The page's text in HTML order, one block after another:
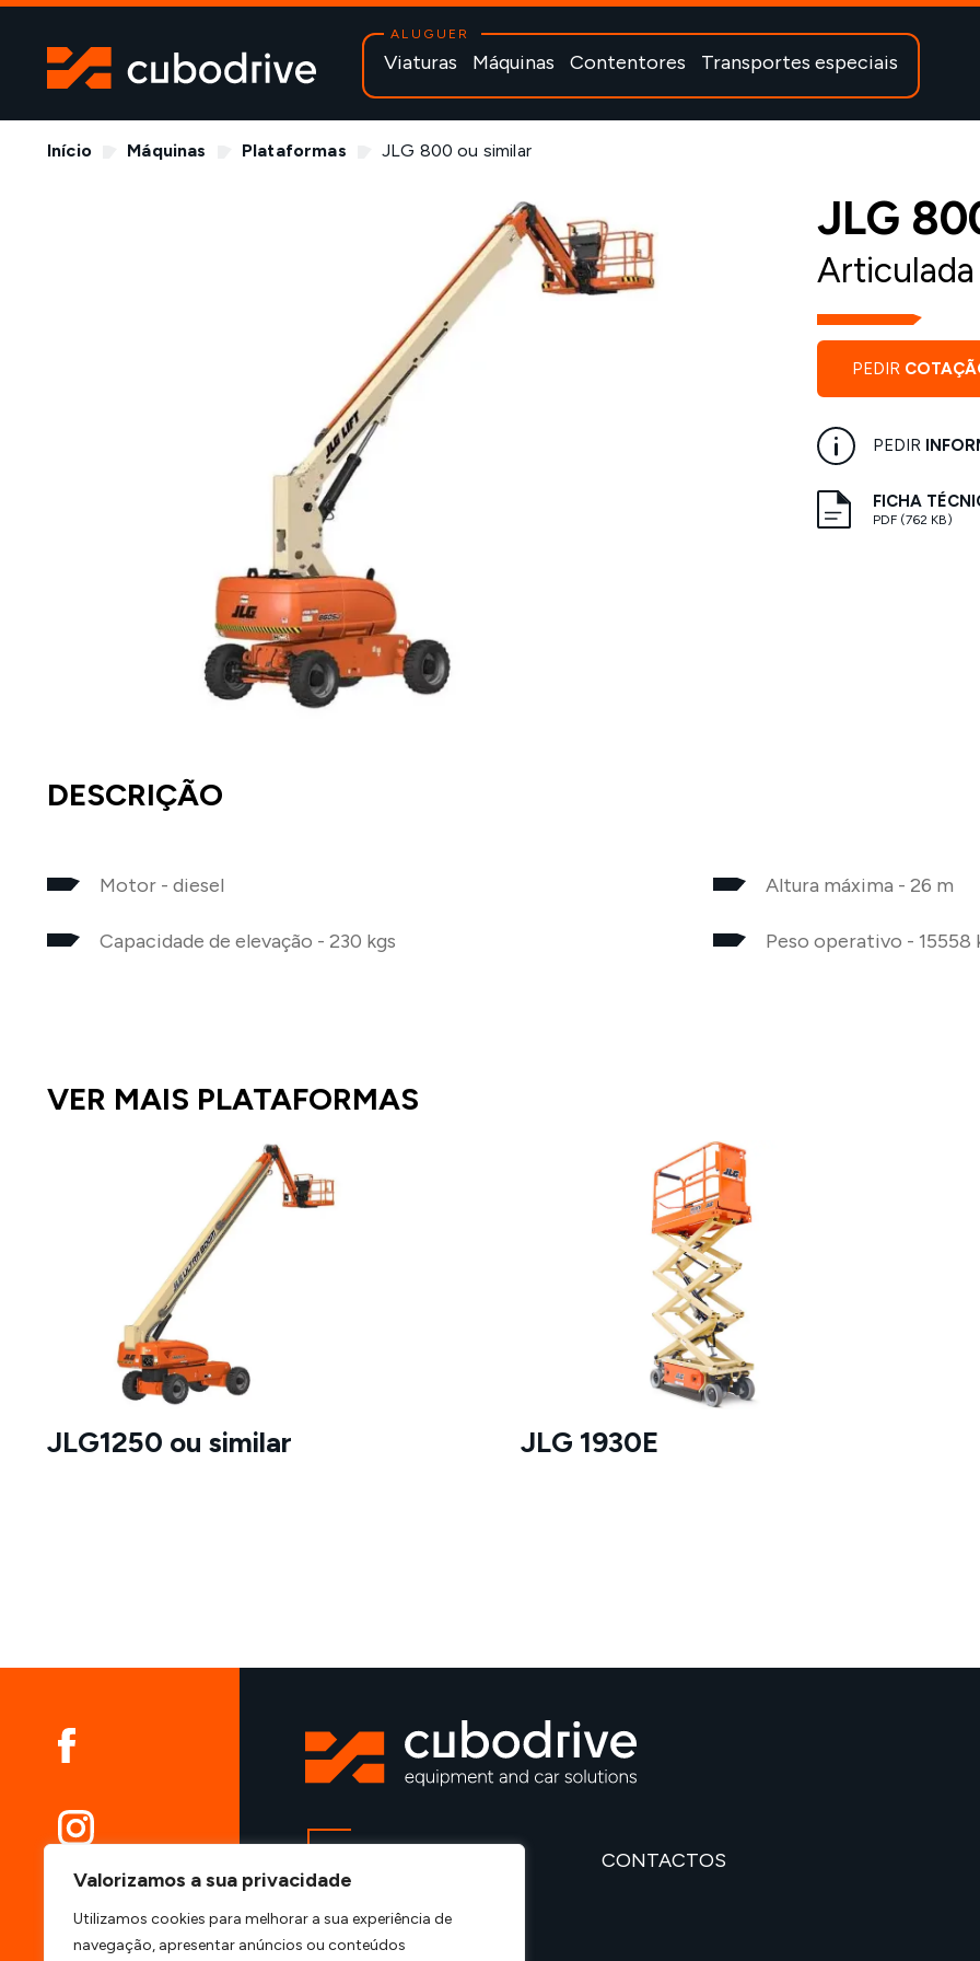
Valorizamos a sua privacidade
Utilizamos cookies para melhorar a sua experiência de
navegação, apresentar anúncios ou conteúdos
ALUGUER
Viaturas Máquinas Contentores Transportes especiais
Início Máquinas Plataformas JLG 800 ou similar
JLG
PEDIR
PEDIR
FICHA
PDF (762 KB)
DESCRIÇÃO
Motor - diesel Altura máxima - 26 m
Capacidade de elevação - 230 kgs Peso operativo - 15558
VER MAIS PLATAFORMAS
JLG1250 ou similar JLG 1930E
ALUGUER
CONTENTORES
CONTACTOS